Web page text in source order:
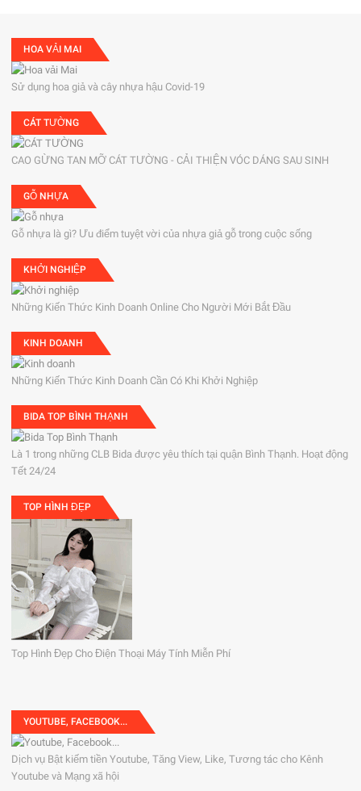
HOA VẢI MAI
Sử dụng hoa giả và cây nhựa hậu Covid-19
CÁT TƯỜNG
CAO GỪNG TAN MỠ CÁT TƯỜNG - CẢI THIỆN VÓC DÁNG SAU SINH
GỖ NHỰA
Gỗ nhựa là gì? Ưu điểm tuyệt vời của nhựa giả gỗ trong cuộc sống
KHỞI NGHIỆP
Những Kiến Thức Kinh Doanh Online Cho Người Mới Bắt Đầu
KINH DOANH
Những Kiến Thức Kinh Doanh Cần Có Khi Khởi Nghiệp
BIDA TOP BÌNH THẠNH
Là 1 trong những CLB Bida được yêu thích tại quận Bình Thạnh. Hoạt động
Tết 24/24
TOP HÌNH ĐẸP
Top Hình Đẹp Cho Điện Thoại Máy Tính Miễn Phí
YOUTUBE, FACEBOOK...
Dịch vụ Bật kiếm tiền Youtube, Tăng View, Like, Tương tác cho Kênh
Youtube và Mạng xã hội